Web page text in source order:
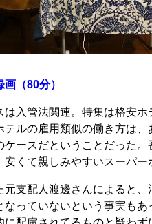
（80分）
入管法関連。特集は格安ホ
テルの雇用類似の働き方は
ケースだということだった
安くて親しみやすいスーパー
支配人渡邊さんによると
なっていないという事実も